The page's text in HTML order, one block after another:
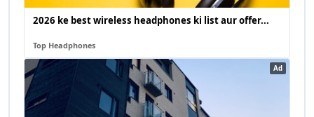
2026 ke best wireless headphones ki list aur offer...
Top Headphones
Ad